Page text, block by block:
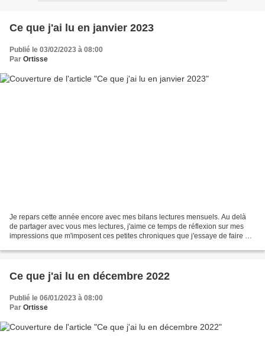
Ce que j'ai lu en janvier 2023
Publié le 03/02/2023 à 08:00
Par Ortisse
Je repars cette année encore avec mes bilans lectures mensuels. Au delà
de partager avec vous mes lectures, j'aime ce temps de réflexion sur mes
impressions que m'imposent ces petites chroniques que j'essaye de faire à
Ce que j'ai lu en décembre 2022
Publié le 06/01/2023 à 08:00
Par Ortisse